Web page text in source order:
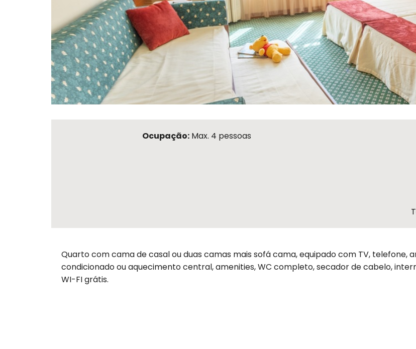
Ocupação: Max. 4 pessoas
Quarto com cama de casal ou duas camas mais sofá cama, equipado com TV, telefone,
condicionado ou aquecimento central, amenities, WC completo, secador de cabelo,
WI-FI grátis.